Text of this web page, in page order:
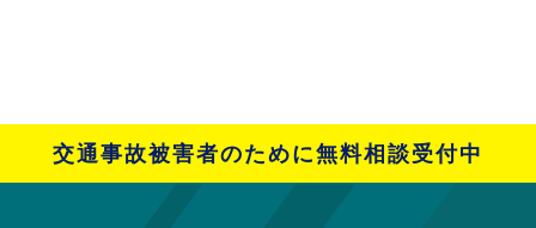
交通事故被害者のために無料相談受付中